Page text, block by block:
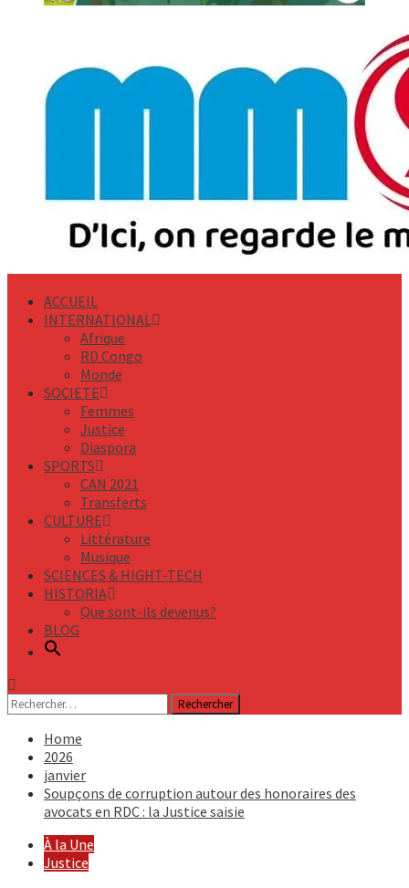
ACCUEIL
INTERNATIONAL
Afrique
RD Congo
Monde
SOCIETE
Femmes
Justice
Diaspora
SPORTS
CAN 2021
Transferts
CULTURE
Littérature
Musique
SCIENCES & HIGHT-TECH
HISTORIA
Que sont-ils devenus?
BLOG
Rechercher :
Home
2026
janvier
Soupçons de corruption autour des honoraires des
avocats en RDC : la Justice saisie
À la Une
Justice